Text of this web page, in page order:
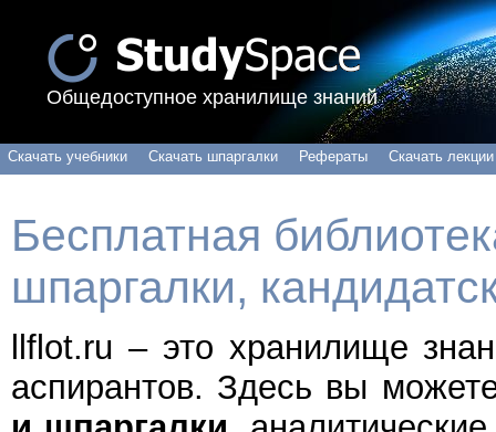
Общедоступное хранилище знаний
Скачать учебники Скачать шпаргалки Рефераты Скачать лекции
Бесплатная
шпаргалки,
llflot.ru – это хранилище
аспирантов. Здесь вы